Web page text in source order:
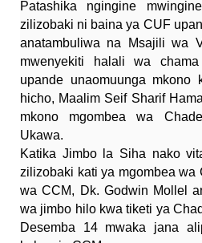
Patashika ngingine
zilizobaki ni baina ya CUF
anatambuliwa na Msajili wa
mwenyekiti halali wa
upande unaomuunga mkono
hicho, Maalim Seif Sharif
mkono mgombea wa
Ukawa.
Katika Jimbo la Siha nako
zilizobaki kati ya mgombea wa
wa CCM, Dk. Godwin Mollel
wa jimbo hilo kwa tiketi ya
Desemba 14 mwaka jana